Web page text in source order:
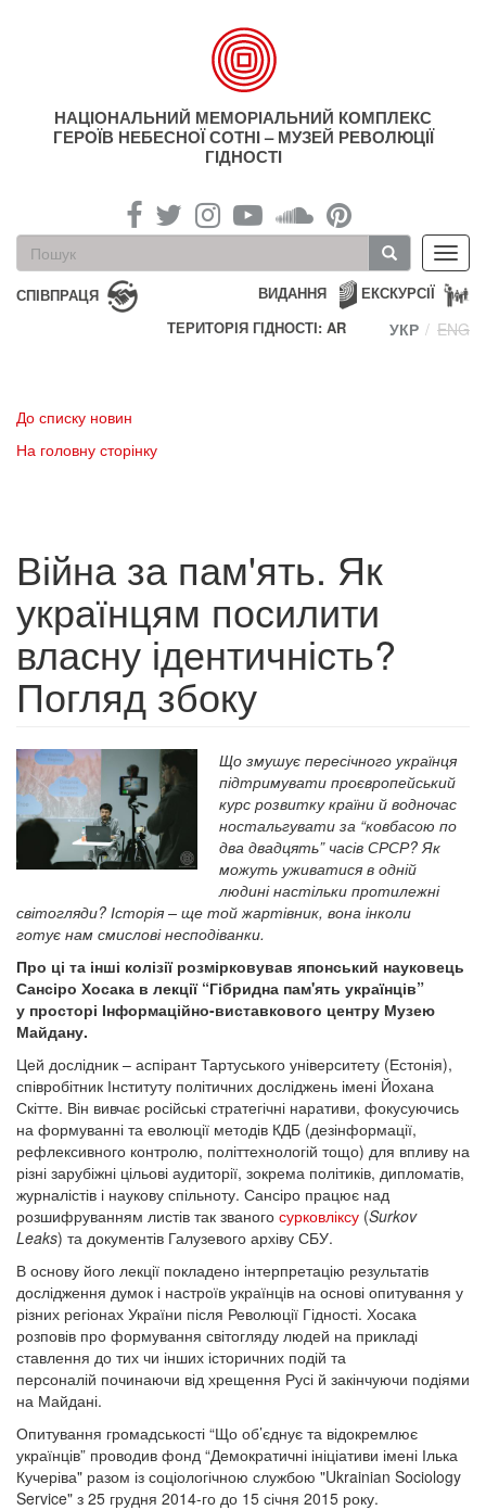
НАЦІОНАЛЬНИЙ МЕМОРІАЛЬНИЙ КОМПЛЕКС
ГЕРОЇВ НЕБЕСНОЇ СОТНІ – МУЗЕЙ РЕВОЛЮЦІЇ
ГІДНОСТІ
Пошукова
форма
Пошук
СПІВПРАЦЯ ЕКСКУРСІЇ
ВИДАННЯ
ТЕРИТОРІЯ ГІДНОСТІ: AR
УКР ENG
До списку новин
На головну сторінку
Війна за пам'ять. Як
українцям посилити
власну ідентичність?
Погляд збоку
Що змушує пересічного українця
підтримувати проєвропейський
курс розвитку країни й водночас
ностальгувати за “ковбасою по
два двадцять” часів СРСР? Як
можуть уживатися в одній
людині настільки протилежні
світогляди? Історія – ще той жартівник, вона інколи
готує нам смислові несподіванки.
Про ці та інші колізії розмірковував японський науковець
Сансіро Хосака в лекції “Гібридна пам'ять українців”
у просторі Інформаційно-виставкового центру Музею
Майдану.
Цей дослідник – аспірант Тартуського університету (Естонія),
співробітник Інституту політичних досліджень імені Йохана
Скітте. Він вивчає російські стратегічні наративи, фокусуючись
на формуванні та еволюції методів КДБ (дезінформації,
рефлексивного контролю, політтехнологій тощо) для впливу на
різні зарубіжні цільові аудиторії, зокрема політиків, дипломатів,
журналістів і наукову спільноту. Сансіро працює над
розшифруванням листів так званого сурковліксу (Surkov
Leaks) та документів Галузевого архіву СБУ.
В основу його лекції покладено інтерпретацію результатів
дослідження думок і настроїв українців на основі опитування у
різних регіонах України після Революції Гідності. Хосака
розповів про формування світогляду людей на прикладі
ставлення до тих чи інших історичних подій та
персоналій починаючи від хрещення Русі й закінчуючи подіями
на Майдані.
Опитування громадськості “Що об’єднує та відокремлює
українців” проводив фонд “Демократичні ініціативи імені Ілька
Кучеріва" разом із соціологічною службою "Ukrainian Sociology
Service" з 25 грудня 2014-го до 15 січня 2015 року.